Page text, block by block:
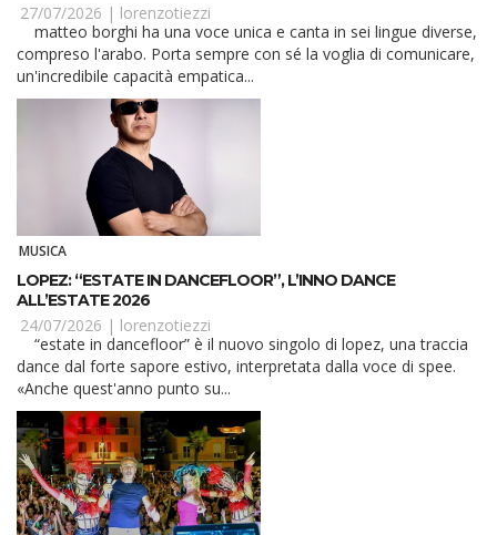
27/07/2026 | lorenzotiezzi
compreso l'arabo. Porta sempre con sé la voglia di comunicare,
un'incredibile capacità empatica...
MUSICA
LOPEZ: “ESTATE IN DANCEFLOOR”, L’INNO DANCE
ALL’ESTATE 2026
24/07/2026 | lorenzotiezzi
dance dal forte sapore estivo, interpretata dalla voce di spee.
«Anche quest'anno punto su...